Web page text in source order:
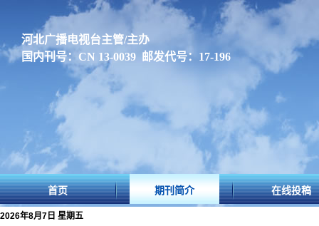
河北广播电视台主管/主办
国内刊号：CN 13-0039 邮发代号：17-196
首页 期刊简介 在线投稿
2026年8月7日 星期五